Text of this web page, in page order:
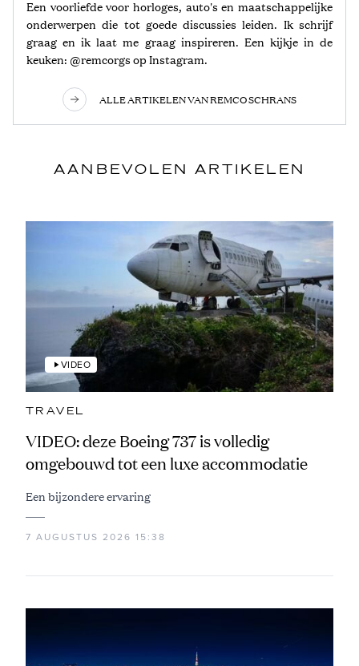
Een voorliefde voor horloges, auto's en maatschappelijke
onderwerpen die tot goede discussies leiden. Ik schrijf
graag en ik laat me graag inspireren. Een kijkje in de
keuken: @remcorgs op Instagram.
ALLE ARTIKELEN VAN REMCO SCHRANS
AANBEVOLEN ARTIKELEN
VIDEO
TRAVEL
VIDEO: deze Boeing 737 is volledig
omgebouwd tot een luxe accommodatie
Een bijzondere ervaring
7 AUGUSTUS 2026 15:38